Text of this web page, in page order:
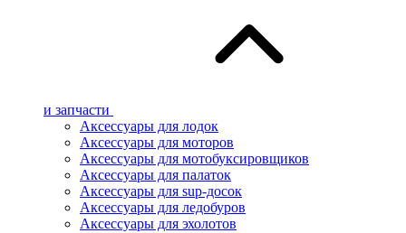
и запчасти
Аксессуары для лодок
Аксессуары для моторов
Аксессуары для мотобуксировщиков
Аксессуары для палаток
Аксессуары для sup-досок
Аксессуары для ледобуров
Аксессуары для эхолотов